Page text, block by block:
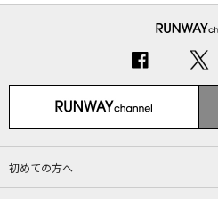
初めての方へ